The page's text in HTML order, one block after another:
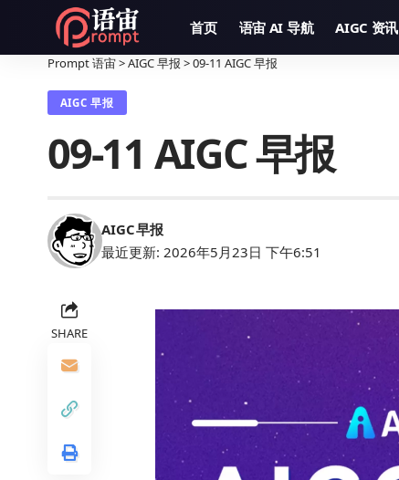
首页 语宙 AI 导航 AIGC 资讯
Prompt 语宙>AIGC 早报 >09-11 AIGC 早报
AIGC 早报
09-11 AIGC 早报
最近更新: 2026年5月23日 下午6:51
AIGC早报
SHARE